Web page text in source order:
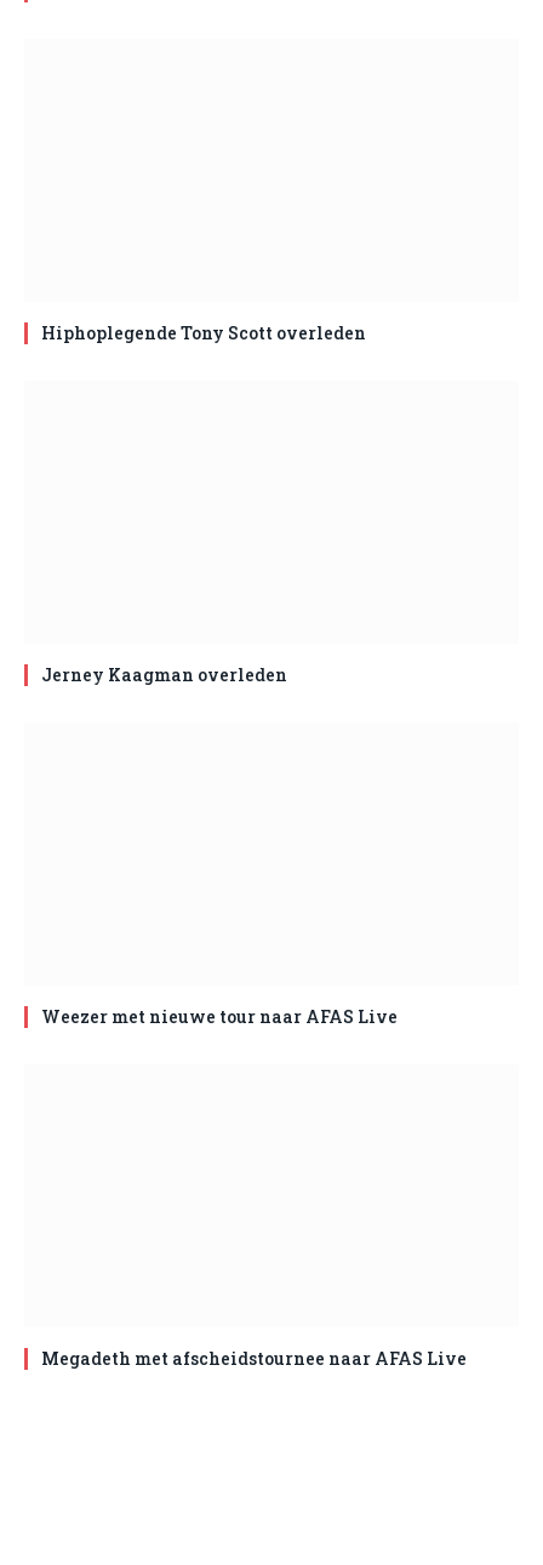
Hiphoplegende Tony Scott overleden
Jerney Kaagman overleden
Weezer met nieuwe tour naar AFAS Live
Megadeth met afscheidstournee naar AFAS Live